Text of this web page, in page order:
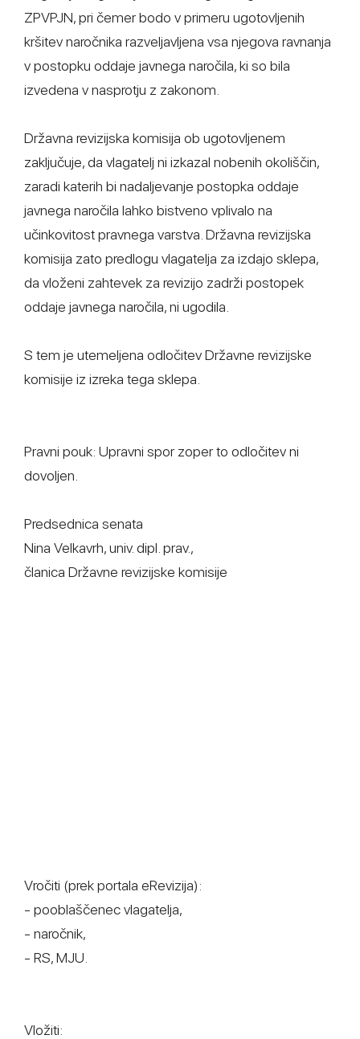
ZPVPJN, pri čemer bodo v primeru ugotovljenih
kršitev naročnika razveljavljena vsa njegova ravnanja
v postopku oddaje javnega naročila, ki so bila
izvedena v nasprotju z zakonom.
Državna revizijska komisija ob ugotovljenem
zaključuje, da vlagatelj ni izkazal nobenih okoliščin,
zaradi katerih bi nadaljevanje postopka oddaje
javnega naročila lahko bistveno vplivalo na
učinkovitost pravnega varstva. Državna revizijska
komisija zato predlogu vlagatelja za izdajo sklepa,
da vloženi zahtevek za revizijo zadrži postopek
oddaje javnega naročila, ni ugodila.
S tem je utemeljena odločitev Državne revizijske
komisije iz izreka tega sklepa.
Pravni pouk: Upravni spor zoper to odločitev ni
dovoljen.
Predsednica senata
Nina Velkavrh, univ. dipl. prav.,
članica Državne revizijske komisije
Vročiti (prek portala eRevizija):
- pooblaščenec vlagatelja,
- naročnik,
- RS, MJU.
Vložiti: